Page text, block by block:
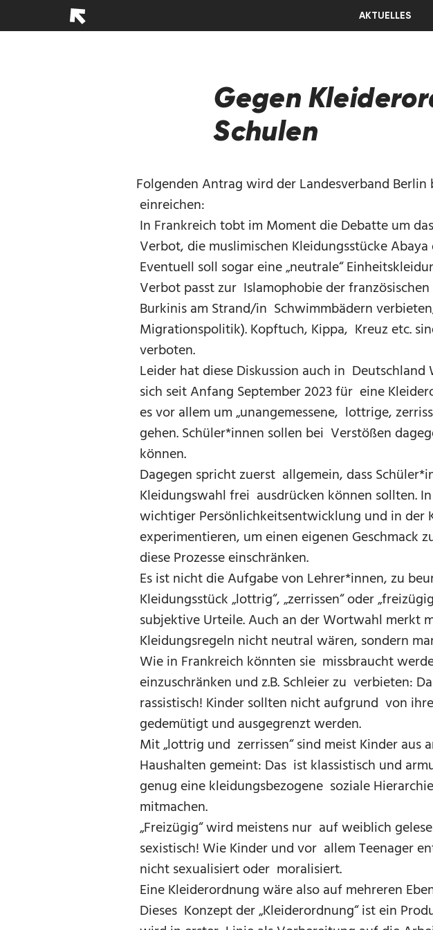
AKTUELLES
Gegen
Schulen
Folgenden Antrag wird der Landesverband
einreichen:
In Frankreich tobt im Moment die Debatte um
Verbot, die muslimischen Kleidungsstücke
Eventuell soll sogar eine „neutrale“
Verbot passt zur Islamophobie der
Burkinis am Strand/in Schwimmbädern
Migrationspolitik). Kopftuch, Kippa, Kreuz etc.
verboten.
Leider hat diese Diskussion auch in
sich seit Anfang September 2023 für eine
es vor allem um „unangemessene, lottrige,
gehen. Schüler*innen sollen bei Verstößen
können.
Dagegen spricht zuerst allgemein, dass
Kleidungswahl frei ausdrücken können sollten.
wichtiger Persönlichkeitsentwicklung und in der
experimentieren, um einen eigenen Geschmack
diese Prozesse einschränken.
Es ist nicht die Aufgabe von Lehrer*innen, zu
Kleidungsstück „lottrig“, „zerrissen“ oder
subjektive Urteile. Auch an der Wortwahl merkt
Kleidungsregeln nicht neutral wären, sondern
Wie in Frankreich könnten sie missbraucht
einzuschränken und z.B. Schleier zu verbieten:
rassistisch! Kinder sollten nicht aufgrund von
gedemütigt und ausgegrenzt werden.
Mit „lottrig und zerrissen“ sind meist Kinder aus
Haushalten gemeint: Das ist klassistisch und
genug eine kleidungsbezogene soziale
mitmachen.
„Freizügig“ wird meistens nur auf weiblich
sexistisch! Wie Kinder und vor allem Teenager
nicht sexualisiert oder moralisiert.
Eine Kleiderordnung wäre also auf mehreren
Dieses Konzept der „Kleiderordnung“ ist ein